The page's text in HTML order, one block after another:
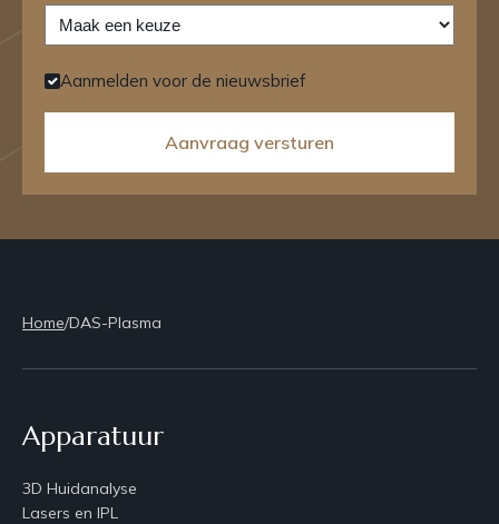
Aanmelden voor de nieuwsbrief
Aanvraag versturen
Home/DAS-Plasma
Apparatuur
3D Huidanalyse
Lasers en IPL